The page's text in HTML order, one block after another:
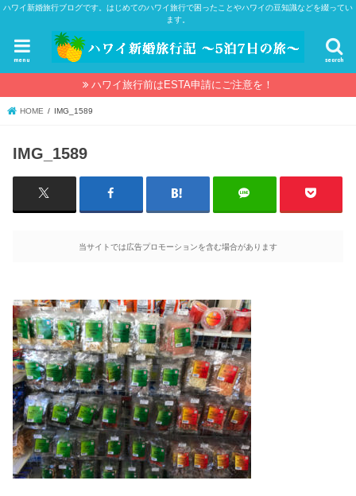
ハワイ新婚旅行ブログです。はじめてのハワイ旅行で困ったことやハワイの豆知識などを綴ってい
ます。
search
menu
ハワイ旅行前はESTA申請にご注意を！
HOME IMG_1589
IMG_1589
当サイトでは広告プロモーションを含む場合があります